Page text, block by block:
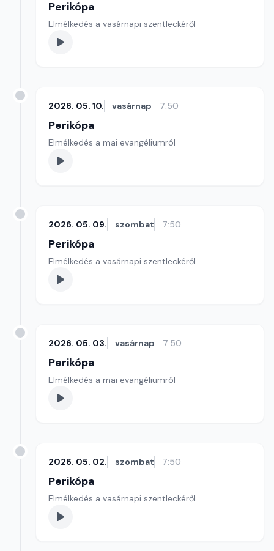
Perikópa
Elmélkedés a vasárnapi szentleckéről
2026. 05. 10. vasárnap 7:50
Perikópa
Elmélkedés a mai evangéliumról
2026. 05. 09. szombat 7:50
Perikópa
Elmélkedés a vasárnapi szentleckéről
2026. 05. 03. vasárnap 7:50
Perikópa
Elmélkedés a mai evangéliumról
2026. 05. 02. szombat 7:50
Perikópa
Elmélkedés a vasárnapi szentleckéről